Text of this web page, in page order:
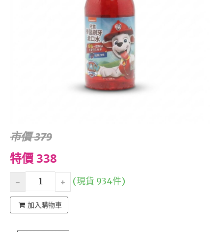
市價 379
特價 338
(現貨 934件)
加入購物車